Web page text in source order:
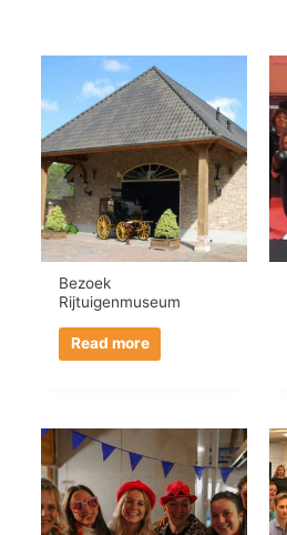
Bezoek
Rijtuigenmuseum
Read more